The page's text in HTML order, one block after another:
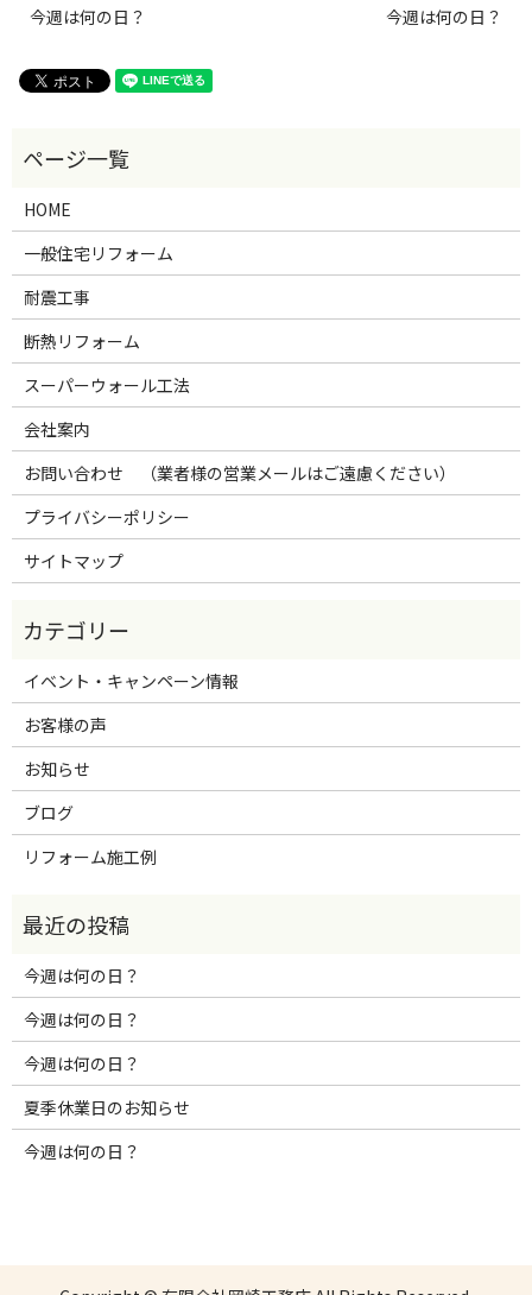
今週は何の日？ 今週は何の日？
HOME
一般住宅リフォーム
耐震工事
断熱リフォーム
スーパーウォール工法
会社案内
お問い合わせ （業者様の営業メールはご遠慮ください）
プライバシーポリシー
サイトマップ
イベント・キャンペーン情報
お客様の声
お知らせ
ブログ
リフォーム施工例
今週は何の日？
今週は何の日？
今週は何の日？
夏季休業日のお知らせ
今週は何の日？